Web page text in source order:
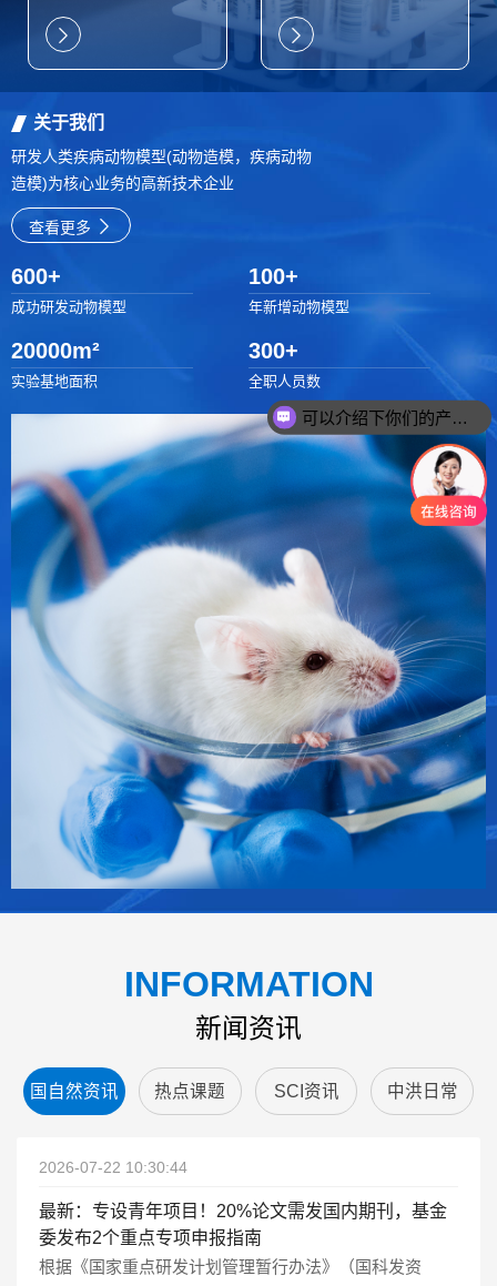
关于我们
研发人类疾病动物模型(动物造模，疾病动物
造模)为核心业务的高新技术企业
查看更多
600+
成功研发动物模型
100+
年新增动物模型
20000m²
实验基地面积
300+
全职人员数
INFORMATION
新闻资讯
国自然资讯 热点课题 SCI资讯 中洪日常
2026-07-22 10:30:44
最新：专设青年项目！20%论文需发国内期刊，基金
委发布2个重点专项申报指南
根据《国家重点研发计划管理暂行办法》（国科发资
你们是怎么收费的呢